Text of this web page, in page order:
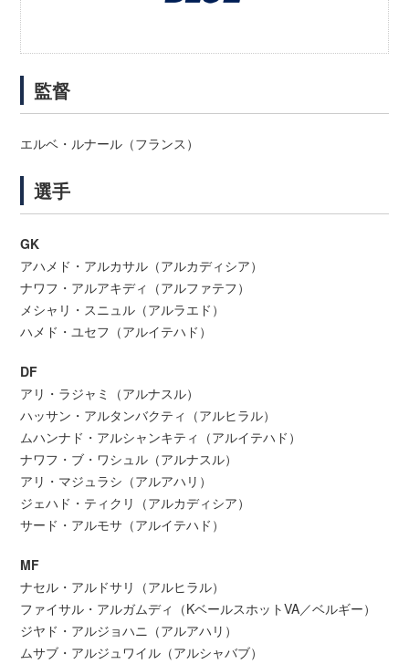
監督
エルベ・ルナール（フランス）
選手
GK
アハメド・アルカサル（アルカディシア）
ナワフ・アルアキディ（アルファテフ）
メシャリ・スニュル（アルラエド）
ハメド・ユセフ（アルイテハド）
DF
アリ・ラジャミ（アルナスル）
ハッサン・アルタンバクティ（アルヒラル）
ムハンナド・アルシャンキティ（アルイテハド）
ナワフ・ブ・ワシュル（アルナスル）
アリ・マジュラシ（アルアハリ）
ジェハド・ティクリ（アルカディシア）
サード・アルモサ（アルイテハド）
MF
ナセル・アルドサリ（アルヒラル）
ファイサル・アルガムディ（KベールスホットVA／ベルギー）
ジヤド・アルジョハニ（アルアハリ）
ムサブ・アルジュワイル（アルシャバブ）